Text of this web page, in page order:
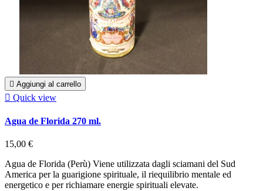
 Aggiungi al carrello
 Quick view
Agua de Florida 270 ml.
15,00 €
Agua de Florida (Perù) Viene utilizzata dagli sciamani del Sud
America per la guarigione spirituale, il riequilibrio mentale ed
energetico e per richiamare energie spirituali elevate.